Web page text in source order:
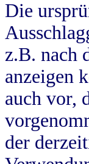
Die
z.B. nach
anzeigen
auch vor,
der